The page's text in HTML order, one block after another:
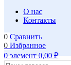
О нас
Контакты
0 Сравнить
0 Избранное
0элемент 0,00₽